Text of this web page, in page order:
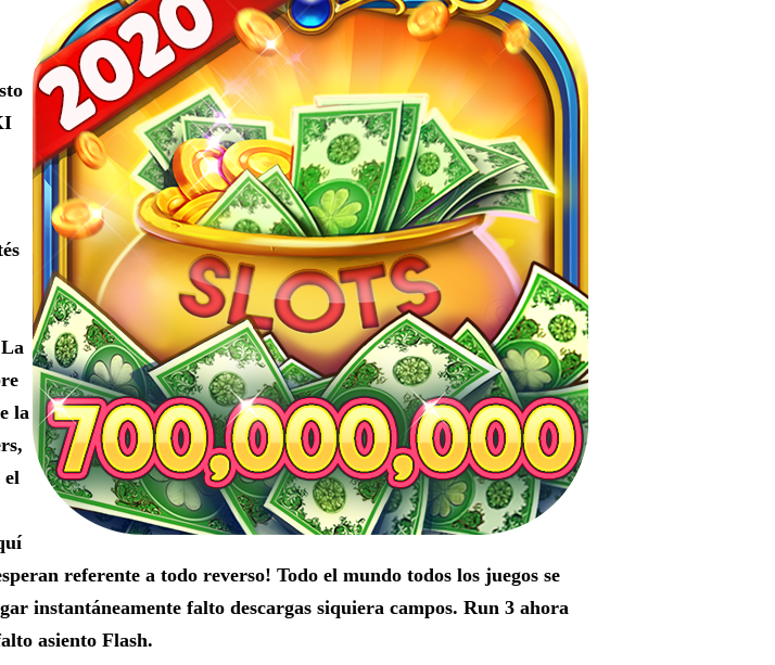
la
el
referente a todo reverso! Todo el mundo todos los juegos se
instantáneamente falto descargas siquiera campos. Run 3 ahora
asiento Flash.